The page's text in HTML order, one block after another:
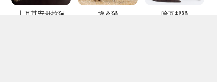
土耳其安哥拉猫
埃及猫
哈瓦那猫